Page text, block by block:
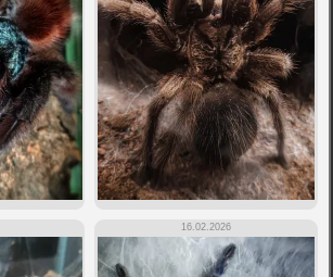
16.02.2026